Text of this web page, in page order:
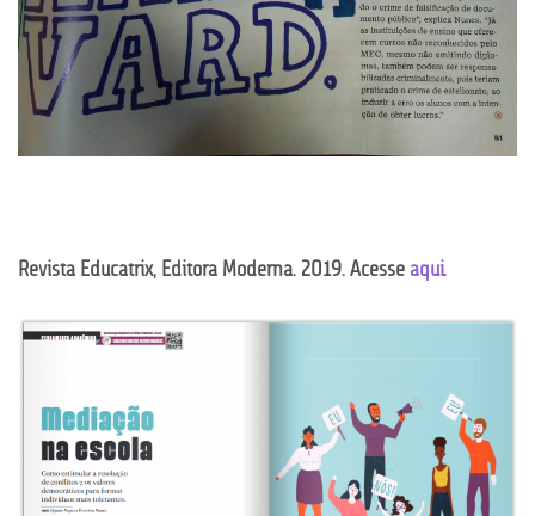
Revista Educatrix, Editora Moderna. 2019. Acesse aqui.